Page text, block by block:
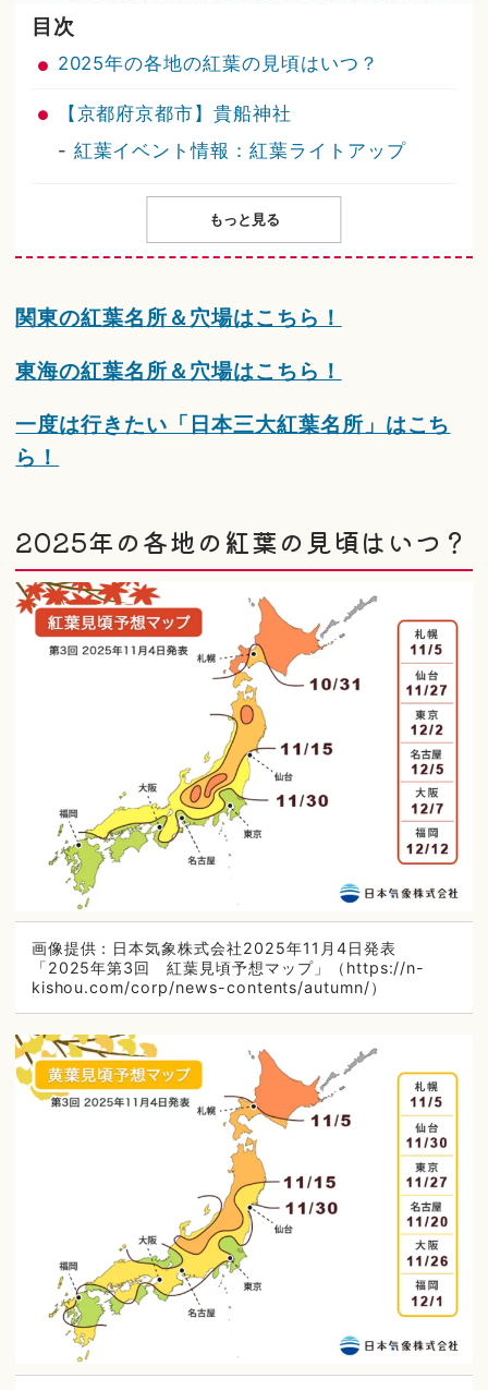
目次
2025年の各地の紅葉の見頃はいつ？
【京都府京都市】貴船神社
- 紅葉イベント情報：紅葉ライトアップ
もっと見る
関東の紅葉名所＆穴場はこちら！
東海の紅葉名所＆穴場はこちら！
一度は行きたい「日本三大紅葉名所」はこち
ら！
2025年の各地の紅葉の見頃はいつ？
画像提供：日本気象株式会社2025年11月4日発表
「2025年第3回 紅葉見頃予想マップ」（https://n-
kishou.com/corp/news-contents/autumn/）